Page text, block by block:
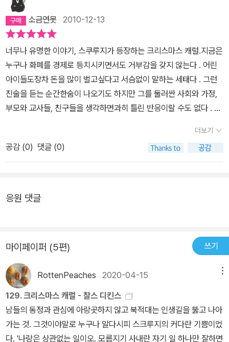
말아야 하느냐의 고민에 대해서는 두 가지 의견이 있는 것 같다. 책을
사랑하는 전문가들은 이런 축약본은 작품을 왜곡하니까 읽히지 않는
것이 좋다는 의견이 대부분이다. 하지만, 아이들이 이런 책마저 안 읽
는다면 명작 도서들에 대해 너무 무지해서 문제가 되지 않겠느냐고,
그러니 차선책으로 그런 방법이나마 택해 주어야 하지 않겠느냐고 많
은 엄마들은 말한다. 내가 조심스럽게 내려보는 결론은 이 두 가지를
절충하면 어떨까 하는 거다. 희망이에게는 이미 어린 시절 그림 동화
책으로 여러 질의 명작전집을 만나게 해 주었다. 그리고 완역서를 제
대로 읽은 엄마가 이제 이러한 책들의 참맛을 느끼게 해 주기 위해 아
이에게 책을 권해보려 한다. '찰스 디킨스가 <<올리버 트위스트>>를
용은 모르는 책이니 살펴보아야겠다. 크리스마스 캐럴 이야기로 들어
야기를 제대로 읽었다고 할 수 있을까? 해마다 크리스마스가 되면 T
V에서 만났던 스크루지 영감 이야기로 이 이야기를 제대로 알고 있다
고 착각하고 있었던 것은 아니었을까? 이 이야기는 모두 5부로 구성
된다. 고약한 스크루지 영감의 실상을 1부에서 만나 본 후, 2~4부에
서 각각 과거, 현재, 미래의 유령과 함께 스크루지의 심경 변화를 만나
보고, 마지막 5부에서는 새 사람 스크루지를 만나게 되는 것이다. 내
기억으로는 스크루지가 미래의 유령과 함께 자신의 묘비에 가서 묘비
소금연못 2010-12-13
너무나 유명한 이야기, 스쿠루지가 등장하는 크리스마스 캐럴.지금은
누구나 화폐를 경제로 등치시키면서도 거부감을 갖지 않는다 . 어린
아이들도장차 돈을 많이 벌고싶다고 서슴없이 말하는 세태다 . 그런
진술을 듣는 순간한숨이 나오기도 하지만 그를 둘러싼 사회와 가정,
부모와 교사들, 친구들을 생각하면과히 틀린 반응이랄 수도 없다 . 이
모르고 무조건 돈을 신봉하는 <수전노>로 평생을 살아왔다 .그는 자
신이 왜 돈의 노예가 되어 충성스런 임무를 완수하는지도 모르는 노
년이 되었다 .그런데 다행스럽게도 친구 말리가 나타나 너, 그렇게 살
다 . 아마도 다행스럽게그에게는 영혼의 싱그러운 자락 하나가 펄럭
읽기에는 다행스럽고 행복한 결말인데 세상은그렇게 단순하고 명료
하지가 않다 . 내가 아는 어른들은 욕심이 목구멍 끝까지 차올라죽는
그 순간에도 <돈! > 하고 소리치니 돌/겠/다.어쨌든 간에 아가들이 이
책을 읽고 돈보다는 인간이,욕망보다는 나눔의 따스한 마음이 더 소
중하다는 걸 알고돈많이 벌고싶어요 , 보다는가치있는 삶을 살고싶어
요 , 라고 말하는 걸 보면 좋겠다 .나부터, 돈보다는 인간이 더 귀중하
다 ! 고 외치면서 ~============================
======================================
더보기
공감 (0) 댓글 (0)
응원 댓글
마이페이퍼 (5편) 쓰기
RottenPeaches 2020-04-15
129. 크리스마스 캐럴 - 찰스 디킨스
남들의 동정과 관심에 아랑곳하지 않고 북적대는 인생길을 뚫고 나아
가는 것. 그것이야말로 누구나 알다시피 스크루지의 커다란 기쁨이었
다. '나랑은 상관없는 일이오. 모름지기 사내란 자기 일 하나만 잘하면